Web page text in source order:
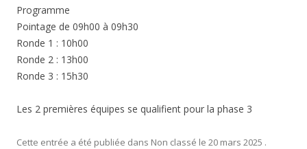
Programme
Pointage de 09h00 à 09h30
Ronde 1 : 10h00
Ronde 2 : 13h00
Ronde 3 : 15h30
Les 2 premières équipes se qualifient pour la phase 3
Cette entrée a été publiée dans Non classé le 20 mars 2025 .